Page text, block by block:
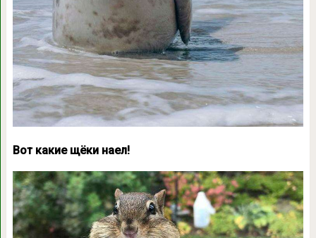
Вот какие щёки наел!